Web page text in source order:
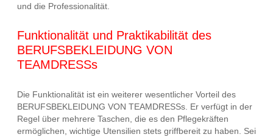
und die Professionalität.
Funktionalität und Praktikabilität des
BERUFSBEKLEIDUNG VON
TEAMDRESSs
Die Funktionalität ist ein weiterer wesentlicher Vorteil des
BERUFSBEKLEIDUNG VON TEAMDRESSs. Er verfügt in der
Regel über mehrere Taschen, die es den Pflegekräften
ermöglichen, wichtige Utensilien stets griffbereit zu haben. Sei